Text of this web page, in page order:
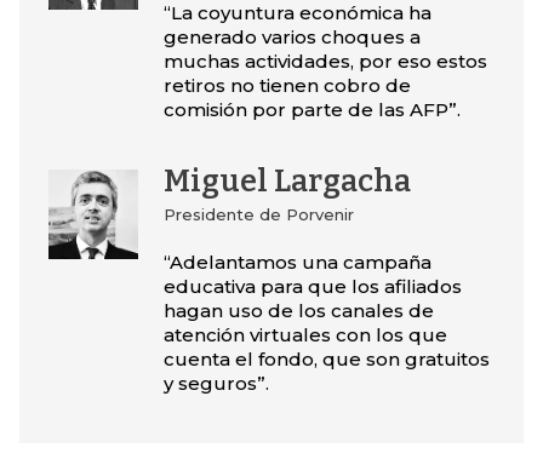
“La coyuntura económica ha
generado varios choques a
muchas actividades, por eso estos
retiros no tienen cobro de
comisión por parte de las AFP”.
Miguel Largacha
Presidente de Porvenir
“Adelantamos una campaña
educativa para que los afiliados
hagan uso de los canales de
atención virtuales con los que
cuenta el fondo, que son gratuitos
y seguros”.